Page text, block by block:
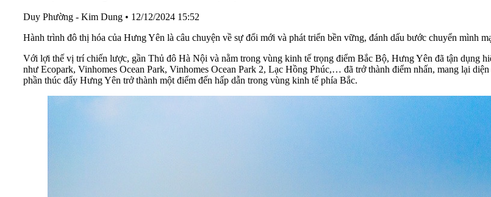
Duy Phường - Kim Dung • 12/12/2024 15:52
Hành trình đô thị hóa của Hưng Yên là câu chuyện về sự đổi mới và phát triển bền vững, đánh dấu bước chuyển mình
Với lợi thế vị trí chiến lược, gần Thủ đô Hà Nội và nằm trong vùng kinh tế trọng điểm Bắc Bộ, Hưng Yên đã tận dụng
như Ecopark, Vinhomes Ocean Park, Vinhomes Ocean Park 2, Lạc Hồng Phúc,… đã trở thành điểm nhấn, mang lại
phần thúc đẩy Hưng Yên trở thành một điểm đến hấp dẫn trong vùng kinh tế phía Bắc.